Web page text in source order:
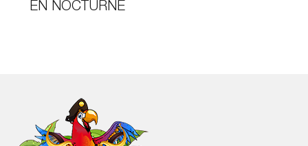
EN NOCTURNE